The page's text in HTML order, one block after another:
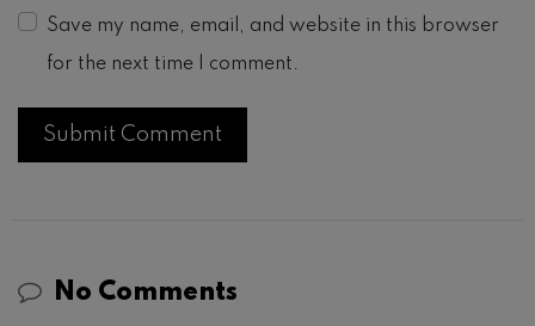
Save my name, email, and website in this browser
for the next time I comment.
No Comments